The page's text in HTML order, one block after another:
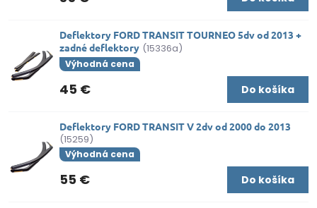
Deflektory FORD TRANSIT TOURNEO 5dv od 2013 +
zadné deflektory (15336a)
Výhodná cena
45 € Do košíka
Deflektory FORD TRANSIT V 2dv od 2000 do 2013
(15259)
Výhodná cena
55 € Do košíka